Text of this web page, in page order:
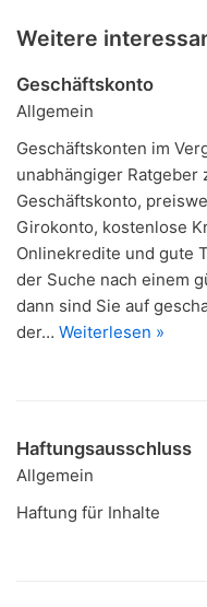
Weitere
Geschäftskonto
Allgemein
Geschäftskonten im
unabhängiger Ratgeber
Geschäftskonto,
Girokonto, kostenlose
Onlinekredite und gute
der Suche nach einem
dann sind Sie auf
der… Weiterlesen »
Haftungsausschluss
Allgemein
Haftung für Inhalte